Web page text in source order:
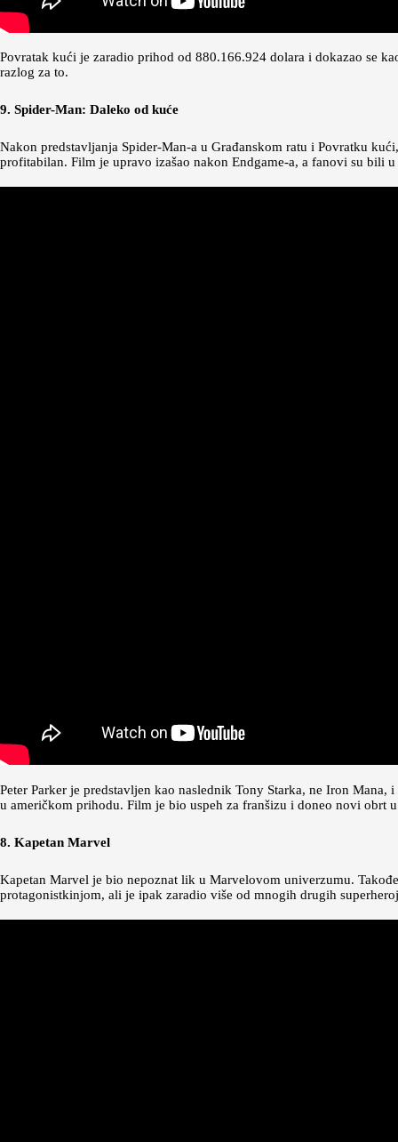
Povratak kući je zaradio prihod od 880.166.924 dolara i dokazao se
razlog za to.
9. Spider-Man: Daleko od kuće
Nakon predstavljanja Spider-Man-a u Građanskom ratu i Povratku
profitabilan. Film je upravo izašao nakon Endgame-a, a fanovi su
Peter Parker je predstavljen kao naslednik Tony Starka, ne Iron
u američkom prihodu. Film je bio uspeh za franšizu i doneo novi obrt
8. Kapetan Marvel
Kapetan Marvel je bio nepoznat lik u Marvelovom univerzumu.
protagonistkinjom, ali je ipak zaradio više od mnogih drugih